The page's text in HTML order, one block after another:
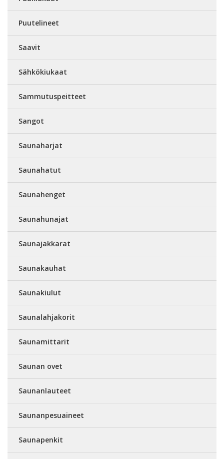
Puutelineet
Saavit
Sähkökiukaat
Sammutuspeitteet
Sangot
Saunaharjat
Saunahatut
Saunahenget
Saunahunajat
Saunajakkarat
Saunakauhat
Saunakiulut
Saunalahjakorit
Saunamittarit
Saunan ovet
Saunanlauteet
Saunanpesuaineet
Saunapenkit